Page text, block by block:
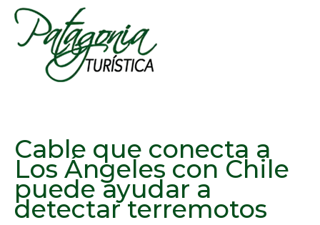
Cable que conecta a
Los Ángeles con Chile
puede ayudar a
detectar terremotos